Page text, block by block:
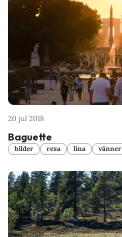
20 jul 2018
Baguette
bilder resa lina vänner